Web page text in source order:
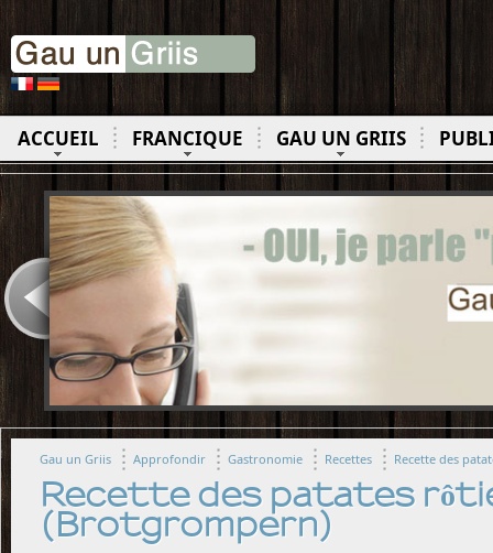
ACCUEIL FRANCIQUE GAU UN GRIIS
Gau un Griis Approfondir Gastronomie Recettes Recette des
Recette des patates
(Brotgrompern)